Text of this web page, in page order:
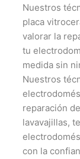
Nuestros
placa
valorar la
tu
medida sin
Nuestros
reparación
lavavajillas,
con la